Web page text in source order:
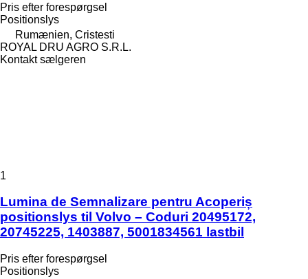
Pris efter forespørgsel
Positionslys
Rumænien, Cristesti
ROYAL DRU AGRO S.R.L.
Kontakt sælgeren
1
Lumina de Semnalizare pentru Acoperiș
positionslys til Volvo – Coduri 20495172,
20745225, 1403887, 5001834561 lastbil
Pris efter forespørgsel
Positionslys